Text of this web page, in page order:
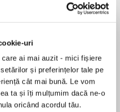
uri
ai mai auzit - mici fișiere
și preferințelor tale pe
cât mai bună. Le vom
ta și îți mulțumim dacă ne-o
oricând acordul tău.
Hamnet
O'Farrell
Menajera
Freida McFadden